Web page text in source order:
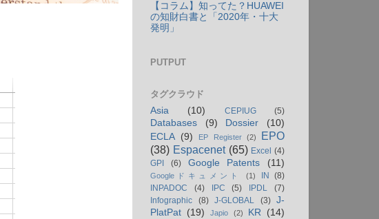
【コラム】知ってた？HUAWEI
の知財白書と「2020年・十大
発明」
PUTPUT
タグクラウド
Asia
(10) CEPIUG (5)
Databases (9) Dossier
(10)
ECLA (9) EP Register (2)
EPO
(38) Espacenet (65) Excel (4)
GPI
(6) Google Patents (11)
Googleドキュメント (1) IN
(8)
INPADOC
(4) IPC (5) IPDL
(7)
Infographic
(8) J-GLOBAL (3)
J-
PlatPat (19) Japio (2) KR
(14)